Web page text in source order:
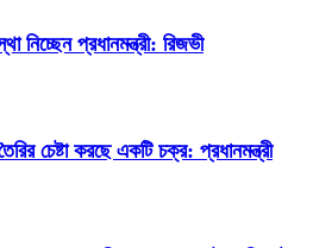
নিচ্ছেন প্রধানমন্ত্রী: রিজভী
চেষ্টা করছে একটি চক্র: প্রধানমন্ত্রী